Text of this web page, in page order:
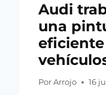
Audi
una
eficiente
Por Arrojo 16